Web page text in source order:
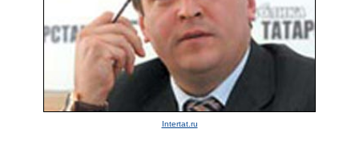
Intertat.ru